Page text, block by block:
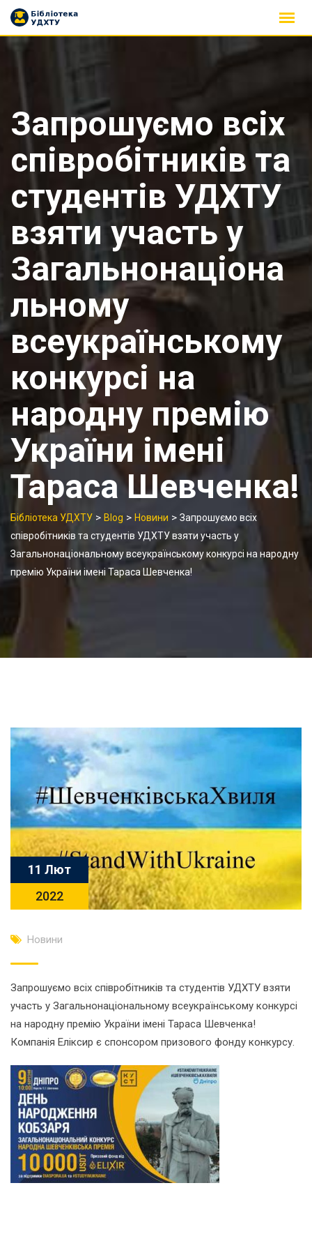
Skip
content
Запрошуємо всіх
співробітників та
студентів УДХТУ
взяти участь у
Загальнонаціона
льному
всеукраїнському
конкурсі на
народну премію
України імені
Тараса Шевченка!
Бібліотека УДХТУ > Blog > Новини > Запрошуємо всіх
співробітників та студентів УДХТУ взяти участь у
Загальнонаціональному всеукраїнському конкурсі на народну
премію України імені Тараса Шевченка!
11 Лют
2022
Новини
Запрошуємо всіх співробітників та студентів УДХТУ взяти
участь у Загальнонаціональному всеукраїнському конкурсі
на народну премію України імені Тараса Шевченка!
Компанія Еліксир є спонсором призового фонду конкурсу.